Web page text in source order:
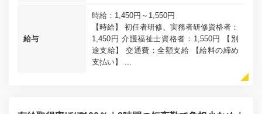
給与
時給：1,450円～1,550円
【時給】 初任者研修、実務者研修資格者：
1,450円 介護福祉士資格者：1,550円 【別
途支給】 交通費：全額支給 【給料の締め
支払い】 ...